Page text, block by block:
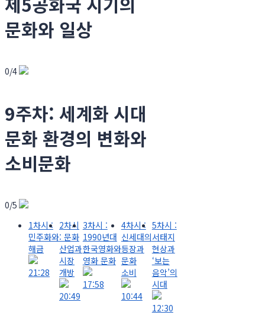
문화와 일상
0/4
9주차: 세계화 시대
문화 환경의 변화와
소비문화
0/5
1차시 :
민주화와
해금
21:28
2차시
: 문화
산업과
시장
개방
20:49
3차시 :
1990년대
한국영화와
영화 문화
17:58
4차시 :
신세대의
등장과
문화
소비
10:44
5차시 :
서태지
현상과
‘보는
음악’의
시대
12:30